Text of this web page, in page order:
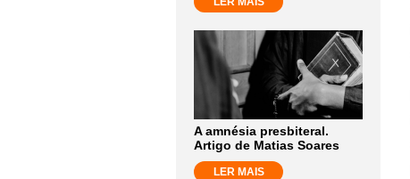
A amnésia presbiteral.
Artigo de Matias Soares
LER MAIS